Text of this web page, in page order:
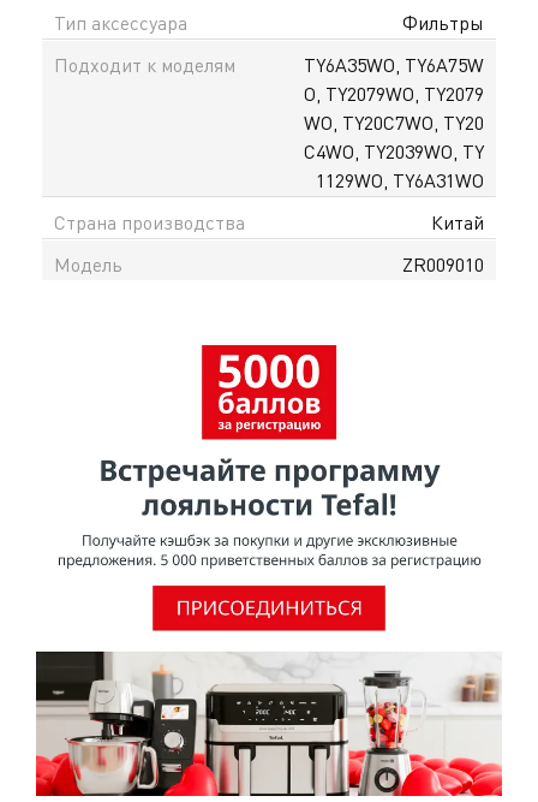
Тип аксессуара
Фильтры
Подходит к моделям
TY6A35WO, TY6A75W
O, TY2079WO, TY2079
WO, TY20C7WO, TY20
C4WO, TY2039WO, TY
1129WO, TY6A31WO
Страна производства
Китай
Модель
ZR009010